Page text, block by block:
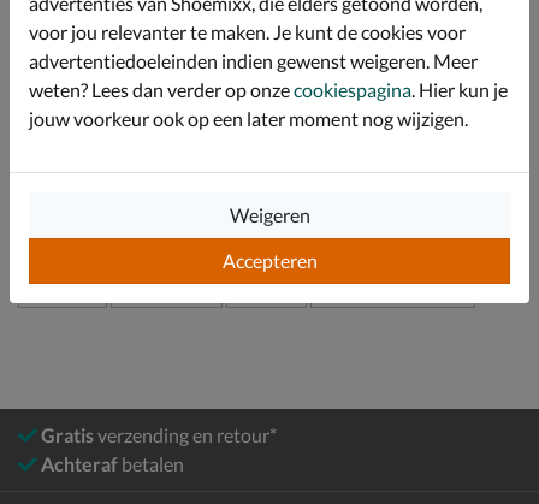
adviseren een schoenlepel te gebruiken bij het
aantrekken om het model van de boot te behouden.
Specificaties
Over Warmbat Australia
Dames Schoenen Boots Gevoerde boots
Gratisverzending en retour*
Achteraf betalen
voor jou relevanter te maken. Je kunt de cookies voor
advertentiedoeleinden indien gewenst weigeren. Meer
weten? Lees dan verder op onzecookiespagina. Hier kun je
jouw voorkeur ook op een later moment nog wijzigen.
Accepteren
Weigeren